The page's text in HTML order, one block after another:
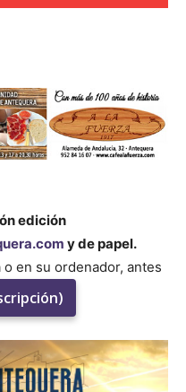
edición
y de papel.
o en su ordenador, antes